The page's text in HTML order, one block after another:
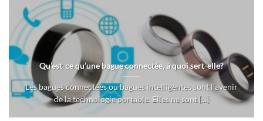
Qu’est-ce qu’une bague connectée, à quoi sert-elle?
Les bagues connectées ou bagues intelligentes sont l’avenir
de la technologie portable. Elles ne sont [...]